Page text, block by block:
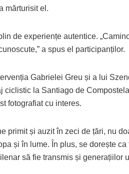
mărturisit el.
de experiențe autentice.
a spus el participanților.
Gabrielei Greu și a lui
ciclistic la Santiago de
fotografiat cu interes.
primit și auzit în zeci de țări, nu
și în lume. În plus, se dorește
să fie transmis și generațiilor